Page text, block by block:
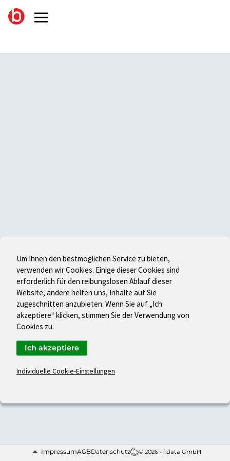
ImpressumAGBDatenschutz © 2026 - f:data GmbH
Um Ihnen den bestmöglichen Service zu bieten,
verwenden wir Cookies. Einige dieser Cookies sind
erforderlich für den reibungslosen Ablauf dieser
Website, andere helfen uns, Inhalte auf Sie
zugeschnitten anzubieten. Wenn Sie auf „Ich
akzeptiere“ klicken, stimmen Sie der Verwendung von
Cookies zu.
Individuelle Cookie-Einstellungen
Ich akzeptiere